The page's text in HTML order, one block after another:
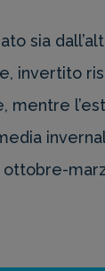
sia
invertito
ottobre-